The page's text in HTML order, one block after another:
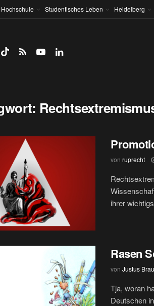
Hochschule Studentisches Leben Heidelberg
von ruprecht
ihrer
Rasen
von Justus
Tja, woran
Deutschen